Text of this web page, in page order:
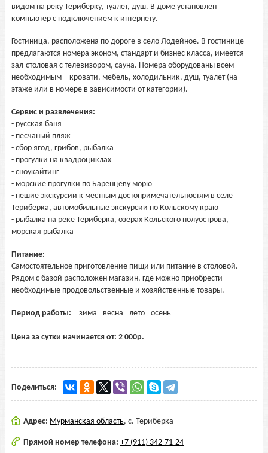
видом на реку Териберку, туалет, душ. В доме установлен
компьютер с подключением к интернету.
Гостиница, расположена по дороге в село Лодейное. В гостинице
предлагаются номера эконом, стандарт и бизнес класса, имеется
зал-столовая с телевизором, сауна. Номера оборудованы всем
необходимым – кровати, мебель, холодильник, душ, туалет (на
этаже или в номере в зависимости от категории).
Сервис и развлечения:
- русская баня
- песчаный пляж
- сбор ягод, грибов, рыбалка
- прогулки на квадроциклах
- сноукайтинг
- морские прогулки по Баренцеву морю
- пешие экскурсии к местным достопримечательностям в селе
Териберка, автомобильные экскурсии по Кольскому краю
- рыбалка на реке Териберка, озерах Кольского полуострова,
морская рыбалка
Питание:
Самостоятельное приготовление пищи или питание в столовой.
Рядом с базой расположен магазин, где можно приобрести
необходимые продовольственные и хозяйственные товары.
Период работы: зима весна лето осень
Цена за сутки начинается от: 2 000р.
Поделиться:
Адрес: Мурманская область, с. Териберка
Прямой номер телефона: +7 (911) 342-71-24